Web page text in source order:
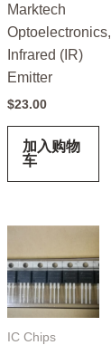
Marktech
Optoelectronics,
Infrared (IR)
Emitter
$23.00
加入购物
车
IC Chips